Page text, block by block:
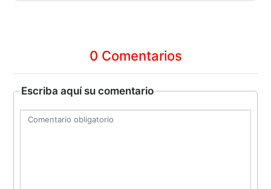
0 Comentarios
Escriba aquí su comentario